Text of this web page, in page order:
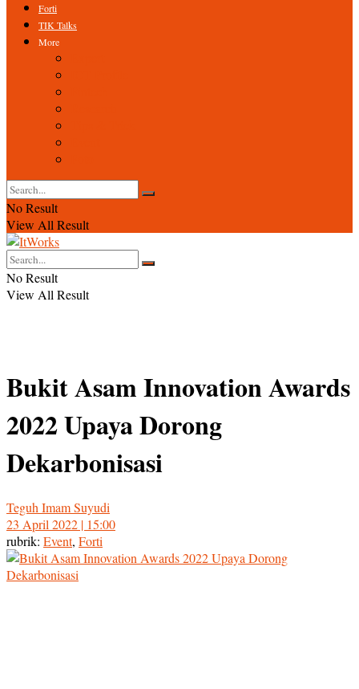
Forti
TIK Talks
More
No Result
View All Result
No Result
View All Result
Bukit Asam Innovation Awards
2022 Upaya Dorong
Dekarbonisasi
Teguh Imam Suyudi
23 April 2022 | 15:00
rubrik: Event, Forti